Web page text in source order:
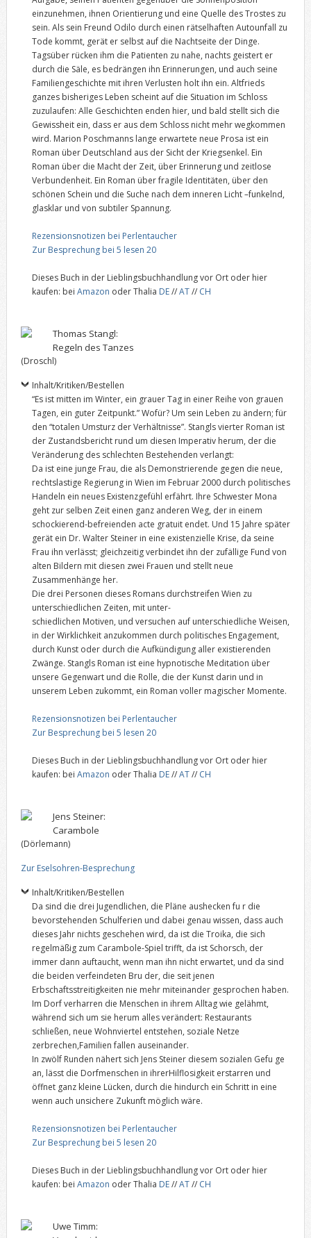
einzunehmen, ihnen Orientierung und eine Quelle des Trostes zu
sein. Als sein Freund Odilo durch einen rätselhaften Autounfall zu
Tode kommt, gerät er selbst auf die Nachtseite der Dinge.
Tagsüber rücken ihm die Patienten zu nahe, nachts geistert er
durch die Säle, es bedrängen ihn Erinnerungen, und auch seine
Familiengeschichte mit ihren Verlusten holt ihn ein. Altfrieds
ganzes bisheriges Leben scheint auf die Situation im Schloss
zuzulaufen: Alle Geschichten enden hier, und bald stellt sich die
Gewissheit ein, dass er aus dem Schloss nicht mehr wegkommen
wird. Marion Poschmanns lange erwartete neue Prosa ist ein
Roman über Deutschland aus der Sicht der Kriegsenkel. Ein
Roman über die Macht der Zeit, über Erinnerung und zeitlose
Verbundenheit. Ein Roman über fragile Identitäten, über den
schönen Schein und die Suche nach dem inneren Licht –funkelnd,
glasklar und von subtiler Spannung.
Rezensionsnotizen bei Perlentaucher
Zur Besprechung bei 5 lesen 20
Dieses Buch in der Lieblingsbuchhandlung vor Ort oder hier
kaufen: bei Amazon oder Thalia DE//AT// CH
Thomas Stangl:
Regeln des Tanzes
(Droschl)
Inhalt/Kritiken/Bestellen
“Es ist mitten im Winter, ein grauer Tag in einer Reihe von grauen
Tagen, ein guter Zeitpunkt.” Wofür? Um sein Leben zu ändern; für
den “totalen Umsturz der Verhältnisse”. Stangls vierter Roman ist
der Zustandsbericht rund um diesen Imperativ herum, der die
Veränderung des schlechten Bestehenden verlangt:
Da ist eine junge Frau, die als Demonstrierende gegen die neue,
rechtslastige Regierung in Wien im Februar 2000 durch politisches
Handeln ein neues Existenzgefühl erfährt. Ihre Schwester Mona
geht zur selben Zeit einen ganz anderen Weg, der in einem
schockierend-befreienden acte gratuit endet. Und 15 Jahre später
gerät ein Dr. Walter Steiner in eine existenzielle Krise, da seine
Frau ihn verlässt; gleichzeitig verbindet ihn der zufällige Fund von
alten Bildern mit diesen zwei Frauen und stellt neue
Zusammenhänge her.
Die drei Personen dieses Romans durchstreifen Wien zu
unterschiedlichen Zeiten, mit unter-
schiedlichen Motiven, und versuchen auf unterschiedliche Weisen,
in der Wirklichkeit anzukommen durch politisches Engagement,
durch Kunst oder durch die Aufkündigung aller existierenden
Zwänge. Stangls Roman ist eine hypnotische Meditation über
unsere Gegenwart und die Rolle, die der Kunst darin und in
unserem Leben zukommt, ein Roman voller magischer Momente.
Rezensionsnotizen bei Perlentaucher
Zur Besprechung bei 5 lesen 20
Dieses Buch in der Lieblingsbuchhandlung vor Ort oder hier
kaufen: bei Amazon oder Thalia DE//AT// CH
Jens Steiner:
Carambole
(Dörlemann)
Zur Eselsohren-Besprechung
Inhalt/Kritiken/Bestellen
Da sind die drei Jugendlichen, die Pläne aushecken fu r die
bevorstehenden Schulferien und dabei genau wissen, dass auch
dieses Jahr nichts geschehen wird, da ist die Troika, die sich
regelmäßig zum Carambole-Spiel trifft, da ist Schorsch, der
immer dann auftaucht, wenn man ihn nicht erwartet, und da sind
die beiden verfeindeten Bru der, die seit jenen
Erbschaftsstreitigkeiten nie mehr miteinander gesprochen haben.
Im Dorf verharren die Menschen in ihrem Alltag wie gelähmt,
während sich um sie herum alles verändert: Restaurants
schließen, neue Wohnviertel entstehen, soziale Netze
zerbrechen,Familien fallen auseinander.
In zwölf Runden nähert sich Jens Steiner diesem sozialen Gefu ge
an, lässt die Dorfmenschen in ihrerHilflosigkeit erstarren und
öffnet ganz kleine Lücken, durch die hindurch ein Schritt in eine
wenn auch unsichere Zukunft möglich wäre.
Rezensionsnotizen bei Perlentaucher
Zur Besprechung bei 5 lesen 20
Dieses Buch in der Lieblingsbuchhandlung vor Ort oder hier
kaufen: bei Amazon oder Thalia DE//AT// CH
Uwe Timm: